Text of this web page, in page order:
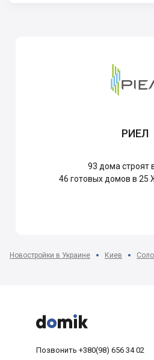
РИЕЛ
93 дома строят
46 готовых домов в 25
Новостройки в Украине Киев



Позвонить +380(98) 656 34 02